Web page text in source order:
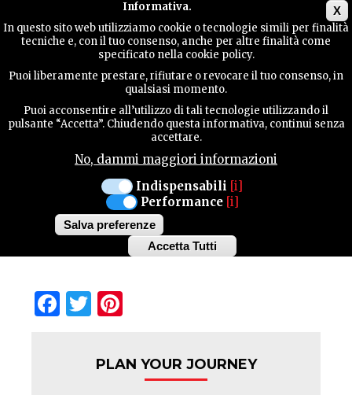
X
Informativa.
In questo sito web utilizziamo cookie o tecnologie simili per finalità
tecniche e, con il tuo consenso, anche per altre finalità come
specificato nella cookie policy.
Puoi liberamente prestare, rifiutare o revocare il tuo consenso, in
qualsiasi momento.
Puoi acconsentire all’utilizzo di tali tecnologie utilizzando il
pulsante “Accetta”. Chiudendo questa informativa, continui senza
accettare.
No, dammi maggiori informazioni
Indispensabili [i]
Performance [i]
Salva preferenze
Accetta Tutti
Withdraw
TERRITORY
CONTACTS
BBNAON
Surrounded by a lush garden with patio, BBnaon
is housed in a modern building in Vallenoncello,
and free WiFi are available to guests.
Facebook
Twitter
PLAN YOUR JOURNEY